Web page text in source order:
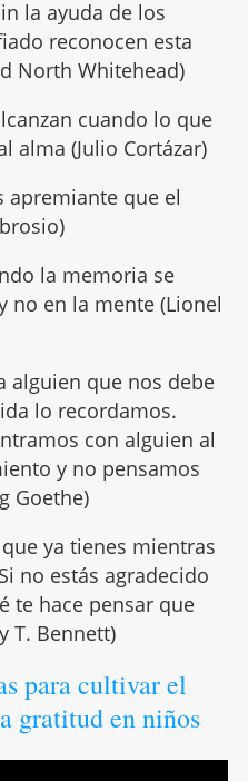
la ayuda de los
reconocen esta
North Whitehead)
cuando lo que
alma (Julio Cortázar)
apremiante que el
la memoria se
no en la mente (Lionel
alguien que nos debe
lo recordamos.
con alguien al
y no pensamos
Goethe)
ya tienes mientras
no estás agradecido
te hace pensar que
T. Bennett)
para cultivar el
gratitud en niños